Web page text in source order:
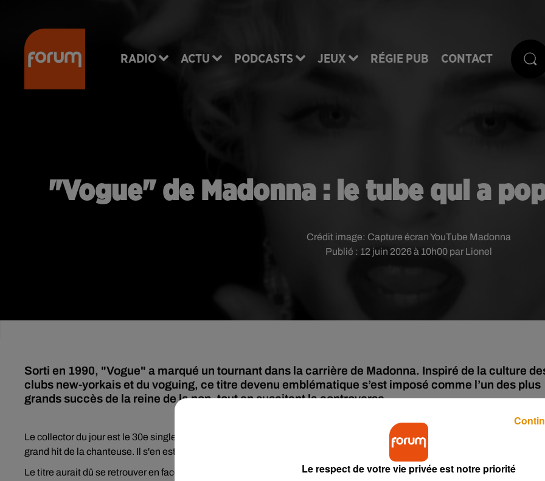
RADIO ACTU PODCASTS JEUX RÉGIE PUB CONTACT
"Vogue" de Madonna : le tube qui a
Publié : 12 juin 2026 à 10h00 par Lionel
Crédit image: Capture écran YouTube Madonna
Sorti en 1990, "Vogue" a marqué un tournant dans la carrière de Madonna. Inspiré de la culture
clubs new-yorkais et du voguing, ce titre devenu emblématique s’est imposé comme l’un des plus
grands succès de la reine de la pop, tout en suscitant la controverse.
Le collector du jour est le 30e single de Madonna. Extrait de l'album sorti en 1990,
grand hit de la chanteuse. Il s'en est écoulé 8 millions et demi d'exemplaires.
Le titre aurait dû se retrouver en face B du single
et finalement, Madonna et Shep Petitbon, qui l'ont éco-
Le respect de votre vie privée est notre priorité